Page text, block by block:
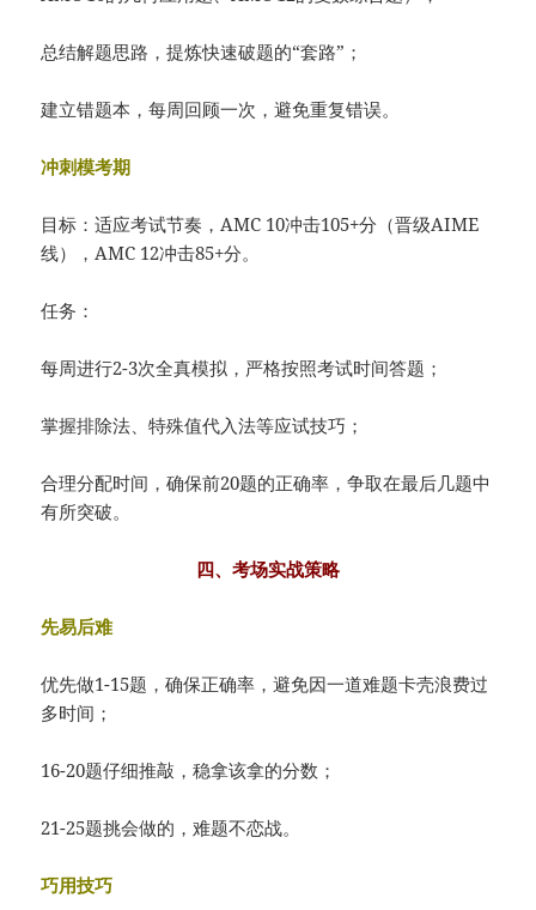
总结解题思路，提炼快速破题的“套路”；
建立错题本，每周回顾一次，避免重复错误。
冲刺模考期
目标：适应考试节奏，AMC 10冲击105+分（晋级AIME
线），AMC 12冲击85+分。
任务：
每周进行2-3次全真模拟，严格按照考试时间答题；
掌握排除法、特殊值代入法等应试技巧；
合理分配时间，确保前20题的正确率，争取在最后几题中
有所突破。
四、考场实战策略
先易后难
优先做1-15题，确保正确率，避免因一道难题卡壳浪费过
多时间；
16-20题仔细推敲，稳拿该拿的分数；
21-25题挑会做的，难题不恋战。
巧用技巧